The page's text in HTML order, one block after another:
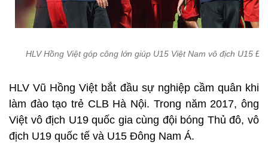
HLV Hồng Việt góp công lớn giúp U15 Việt Nam vô địch U15
HLV Vũ Hồng Việt bắt đầu sự nghiệp cầm quân khi
làm đào tạo trẻ CLB Hà Nội. Trong năm 2017, ông
Việt vô địch U19 quốc gia cùng đội bóng Thủ đô, vô
địch U19 quốc tế và U15 Đông Nam Á.